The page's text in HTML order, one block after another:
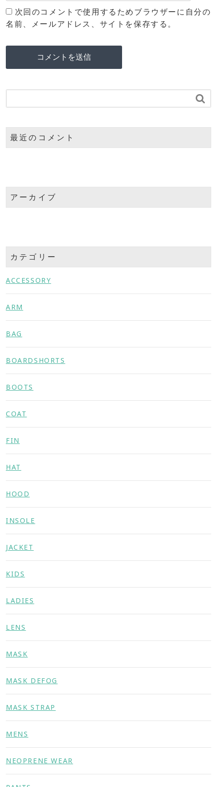
次回のコメントで使用するためブラウザーに自分の
名前、メールアドレス、サイトを保存する。

最近のコメント
アーカイブ
カテゴリー
ACCESSORY
ARM
BAG
BOARDSHORTS
BOOTS
COAT
FIN
HAT
HOOD
INSOLE
JACKET
KIDS
LADIES
LENS
MASK
MASK DEFOG
MASK STRAP
MENS
NEOPRENE WEAR